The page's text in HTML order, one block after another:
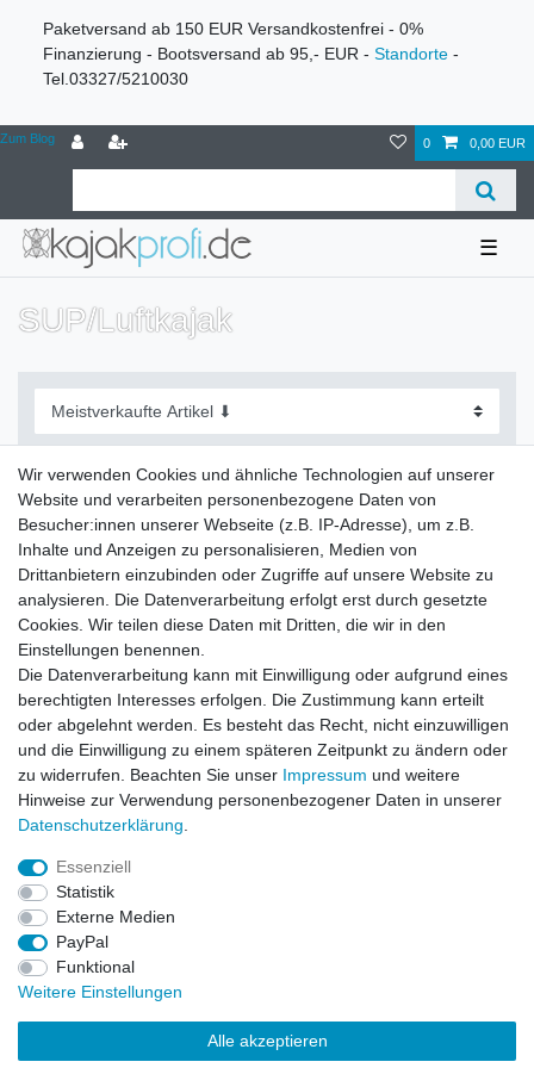
Paketversand ab 150 EUR Versandkostenfrei - 0%
Finanzierung - Bootsversand ab 95,- EUR - Standorte -
Tel.03327/5210030
Zum Blog 0 0,00 EUR
☰
SUP/Luftkajak
Filter
Schlauchboot Nortik Trek Raft mit Verdeck
Ausstattung Nortik Falt-Schlauchboote: mit
Verdeck
799,00 € *
In den Warenkorb
*inkl. ges. MwSt.zzgl.Versandkosten
Impressum
Widerrufs­recht
Versandinformationen
Wir verwenden Cookies und ähnliche Technologien auf unserer
Website und verarbeiten personenbezogene Daten von
Besucher:innen unserer Webseite (z.B. IP-Adresse), um z.B.
Inhalte und Anzeigen zu personalisieren, Medien von
Drittanbietern einzubinden oder Zugriffe auf unsere Website zu
analysieren. Die Datenverarbeitung erfolgt erst durch gesetzte
Cookies. Wir teilen diese Daten mit Dritten, die wir in den
Einstellungen benennen.
Die Datenverarbeitung kann mit Einwilligung oder aufgrund eines
berechtigten Interesses erfolgen. Die Zustimmung kann erteilt
oder abgelehnt werden. Es besteht das Recht, nicht einzuwilligen
und die Einwilligung zu einem späteren Zeitpunkt zu ändern oder
zu widerrufen. Beachten Sie unser Impressum und weitere
Hinweise zur Verwendung personenbezogener Daten in unserer
Daten­schutz­erklärung
Essenziell
Statistik
Externe Medien
PayPal
Funktional
Weitere Einstellungen
Alle akzeptieren